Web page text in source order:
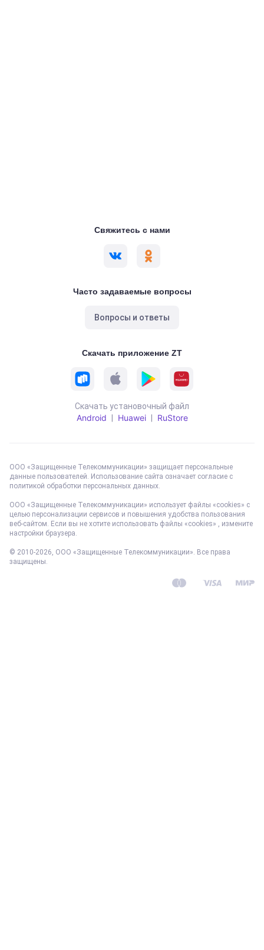
Скачать приложение ZT
Скачать установочный файл
Android Huawei RuStore
Свяжитесь с нами
Часто задаваемые вопросы
Вопросы и ответы
ООО «Защищенные Телекоммуникации» защищает персональные
данные пользователей. Использование сайта означает согласие с
политикой обработки персональных данных.
ООО «Защищенные Телекоммуникации» использует файлы «cookies» с
целью персонализации сервисов и повышения удобства пользования
веб-сайтом. Если вы не хотите использовать файлы «cookies» , измените
настройки браузера.
© 2010-2026, ООО «Защищенные Телекоммуникации». Все права
защищены.